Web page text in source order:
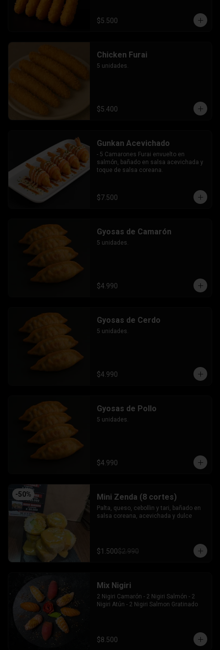
$5.500
Chicken Furai
5 unidades.
$5.400
Gunkan Acevichado
- 5 Camarones Furai envuelto en
salmón, bañado en salsa acevichada y
toque de salsa coreana.
$7.500
Gyosas de Camarón
5 unidades.
$4.990
Gyosas de Cerdo
5 unidades.
$4.990
Gyosas de Pollo
5 unidades.
$4.990
-50% Mini Zenda (8 cortes)
Palta, queso, cebollin y tari, bañado en
salsa coreana, acevichada y dulce
$1.500$2.990
Mix Nigiri
2 Nigiri Camarón - 2 Nigiri Salmón - 2
Nigiri Atún - 2 Nigiri Salmon Gratinado
$8.500